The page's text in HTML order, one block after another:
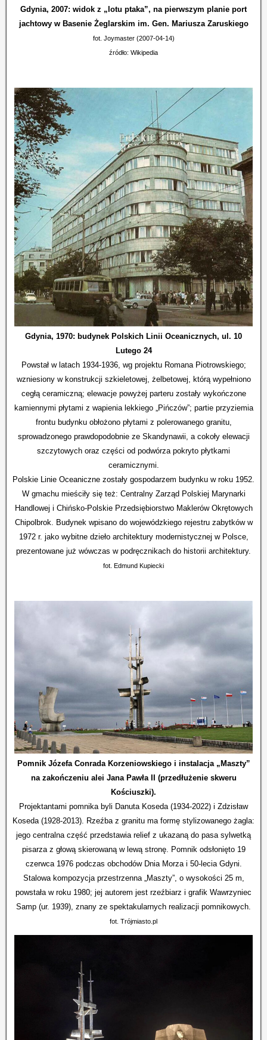
Gdynia, 2007: widok z „lotu ptaka”, na pierwszym planie port
jachtowy w Basenie Żeglarskim im. Gen. Mariusza Zaruskiego
fot. Joymaster (2007-04-14)
źródło: Wikipedia
Gdynia, 1970: budynek Polskich Linii Oceanicznych, ul. 10
Lutego 24
Powstał w latach 1934-1936, wg projektu Romana Piotrowskiego;
wzniesiony w konstrukcji szkieletowej, żelbetowej, którą wypełniono
cegłą ceramiczną; elewacje powyżej parteru zostały wykończone
kamiennymi płytami z wapienia lekkiego „Pińczów”; partie przyziemia
frontu budynku obłożono płytami z polerowanego granitu,
sprowadzonego prawdopodobnie ze Skandynawii, a cokoły elewacji
szczytowych oraz części od podwórza pokryto płytkami
ceramicznymi.
Polskie Linie Oceaniczne zostały gospodarzem budynku w roku 1952.
W gmachu mieściły się też: Centralny Zarząd Polskiej Marynarki
Handlowej i Chińsko-Polskie Przedsiębiorstwo Maklerów Okrętowych
Chipolbrok. Budynek wpisano do wojewódzkiego rejestru zabytków w
1972 r. jako wybitne dzieło architektury modernistycznej w Polsce,
prezentowane już wówczas w podręcznikach do historii architektury.
fot. Edmund Kupiecki
Pomnik Józefa Conrada Korzeniowskiego i instalacja „Maszty”
na zakończeniu alei Jana Pawła II (przedłużenie skweru
Kościuszki).
Projektantami pomnika byli Danuta Koseda (1934-2022) i Zdzisław
Koseda (1928-2013). Rzeźba z granitu ma formę stylizowanego żagla:
jego centralna część przedstawia relief z ukazaną do pasa sylwetką
pisarza z głową skierowaną w lewą stronę. Pomnik odsłonięto 19
czerwca 1976 podczas obchodów Dnia Morza i 50-lecia Gdyni.
Stalowa kompozycja przestrzenna „Maszty”, o wysokości 25 m,
powstała w roku 1980; jej autorem jest rzeźbiarz i grafik Wawrzyniec
Samp (ur. 1939), znany ze spektakularnych realizacji pomnikowych.
fot. Trójmiasto.pl